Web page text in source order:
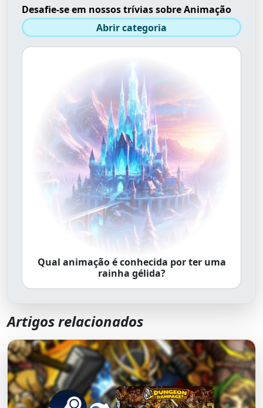
Desafie-se em nossos trívias sobre Animação
Abrir categoria
Qual animação é conhecida por ter uma
rainha gélida?
Artigos relacionados